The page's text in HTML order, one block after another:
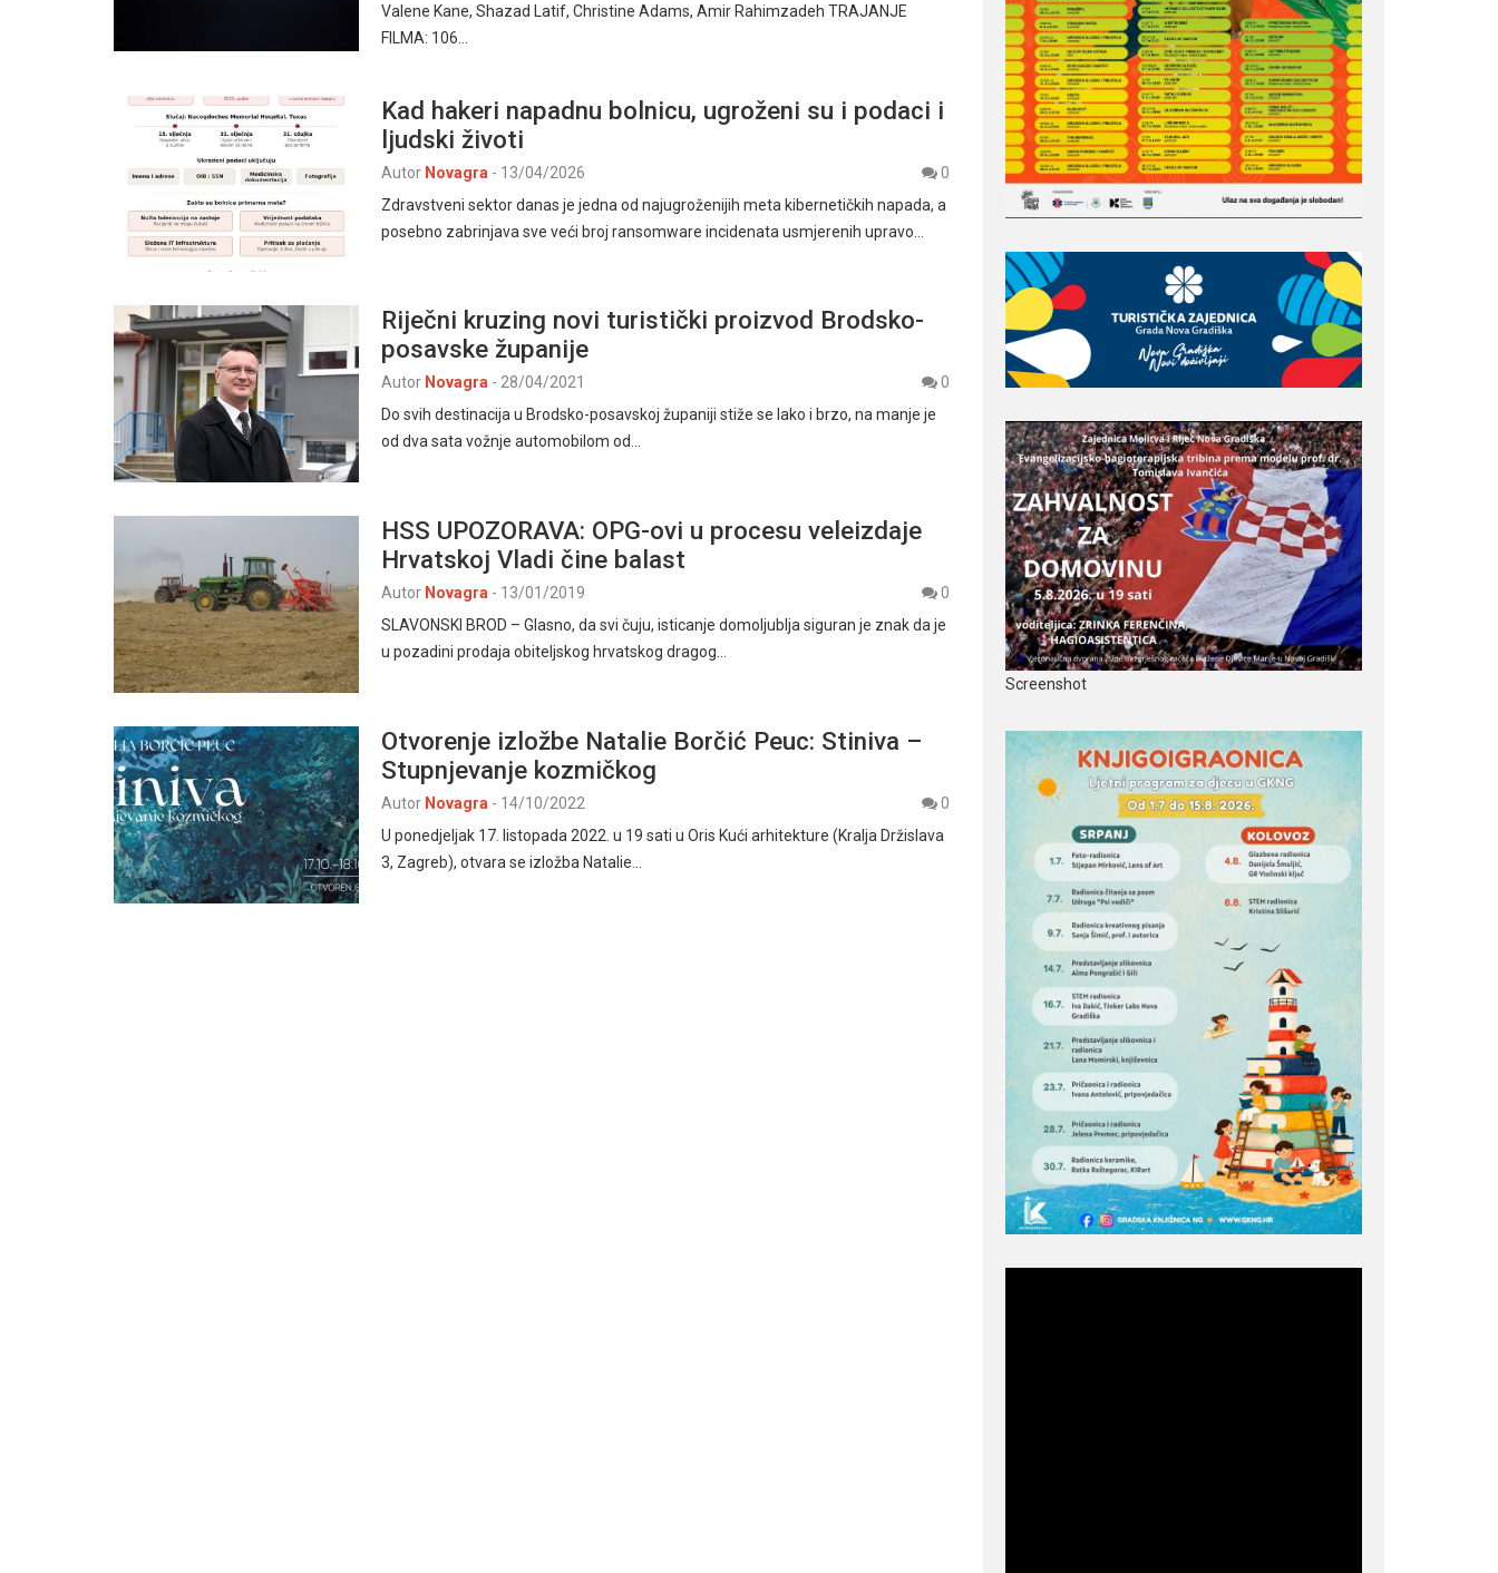
Valene Kane, Shazad Latif, Christine Adams, Amir Rahimzadeh TRAJANJE
FILMA: 106…
Kad hakeri napadnu bolnicu, ugroženi su i podaci i
ljudski životi
Autor Novagra - 13/04/2026
0
Zdravstveni sektor danas je jedna od najugroženijih meta kibernetičkih napada, a
posebno zabrinjava sve veći broj ransomware incidenata usmjerenih upravo…
Riječni kruzing novi turistički proizvod Brodsko-
posavske županije
Autor Novagra - 28/04/2021
0
Do svih destinacija u Brodsko-posavskoj županiji stiže se lako i brzo, na manje je
od dva sata vožnje automobilom od…
HSS UPOZORAVA: OPG-ovi u procesu veleizdaje
Hrvatskoj Vladi čine balast
Autor Novagra - 13/01/2019
0
SLAVONSKI BROD – Glasno, da svi čuju, isticanje domoljublja siguran je znak da je
u pozadini prodaja obiteljskog hrvatskog dragog…
Otvorenje izložbe Natalie Borčić Peuc: Stiniva –
Stupnjevanje kozmičkog
Autor Novagra - 14/10/2022
0
U ponedjeljak 17. listopada 2022. u 19 sati u Oris Kući arhitekture (Kralja Držislava
3, Zagreb), otvara se izložba Natalie…
Screenshot